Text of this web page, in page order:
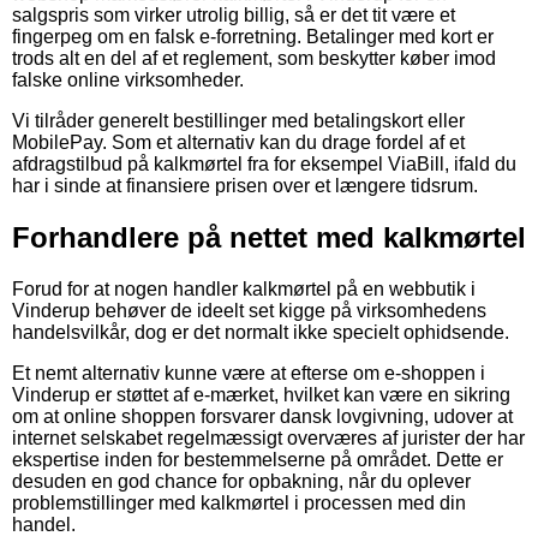
salgspris som virker utrolig billig, så er det tit være et
fingerpeg om en falsk e-forretning. Betalinger med kort er
trods alt en del af et reglement, som beskytter køber imod
falske online virksomheder.
Vi tilråder generelt bestillinger med betalingskort eller
MobilePay. Som et alternativ kan du drage fordel af et
afdragstilbud på kalkmørtel fra for eksempel ViaBill, ifald du
har i sinde at finansiere prisen over et længere tidsrum.
Forhandlere på nettet med kalkmørtel
Forud for at nogen handler kalkmørtel på en webbutik i
Vinderup behøver de ideelt set kigge på virksomhedens
handelsvilkår, dog er det normalt ikke specielt ophidsende.
Et nemt alternativ kunne være at efterse om e-shoppen i
Vinderup er støttet af e-mærket, hvilket kan være en sikring
om at online shoppen forsvarer dansk lovgivning, udover at
internet selskabet regelmæssigt overværes af jurister der har
ekspertise inden for bestemmelserne på området. Dette er
desuden en god chance for opbakning, når du oplever
problemstillinger med kalkmørtel i processen med din
handel.